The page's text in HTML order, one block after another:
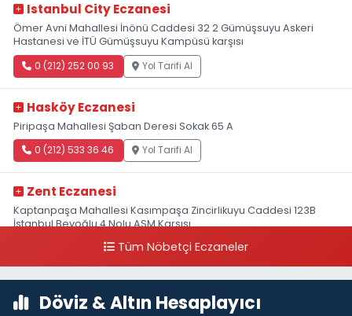
Istanbul City Eczanesi
Ömer Avni Mahallesi İnönü Caddesi 32 2 Gümüşsuyu Askeri
Hastanesi ve İTÜ Gümüşsuyu Kampüsü karşısı
0 (212) 252 00 93 Yol Tarifi Al
Hasköy Eczanesi
Piripaşa Mahallesi Şaban Deresi Sokak 65 A
0 (212) 533 36 46 Yol Tarifi Al
Zent Eczanesi
Kaptanpaşa Mahallesi Kasımpaşa Zincirlikuyu Caddesi 123B
İstanbul Beyoğlu 4 Nolu ASM Karşısı
0 (212) 297 96 92 Yol Tarifi Al
Tüm Nöbetçi Eczaneler
Döviz & Altın Hesaplayıcı